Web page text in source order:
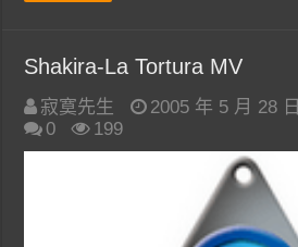
Shakira-La Tortura MV
寂寞先生 2005 年 5 月 28 日
0
199